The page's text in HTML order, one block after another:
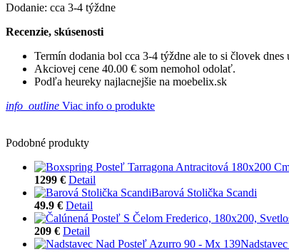
Dodanie: cca 3-4 týždne
Recenzie, skúsenosti
Termín dodania bol cca 3-4 týždne ale to si človek dnes
Akciovej cene 40.00 € som nemohol odolať.
Podľa heureky najlacnejšie na moebelix.sk
info_outline Viac info o produkte
Podobné produkty
1299 € Detail
Barová Stolička Scandi
49.9 € Detail
209 € Detail